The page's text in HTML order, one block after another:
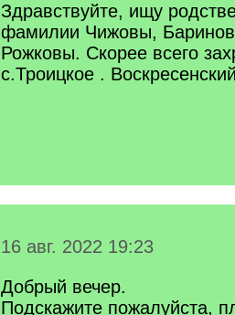
Здравствуйте, ищу
фамилии Чижовы,
Рожковы. Скорее всего
с.Троицкое .
16 авг. 2022 19:23
Добрый вечер.
Подскажите пожалуйста,